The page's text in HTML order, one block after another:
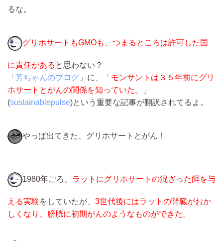
るな。
グリホサートもGMOも、つまるところは許可した国
に責任がある と思わない？
「 芳ちゃんのブログ 」に、「 モンサントは３５年前にグリ
ホサートとがんの関係を知っていた。
」
(sustainablepulse)という重要な記事が翻訳されてるよ。
やっぱ出てきた、グリホサートとがん！
1980年ごろ、 ラットにグリホサートの混ざった餌を与
える実験をしていたが、 3世代後にはラットの腎臓がおか
しくなり、膀胱に初期がんのようなものができた。